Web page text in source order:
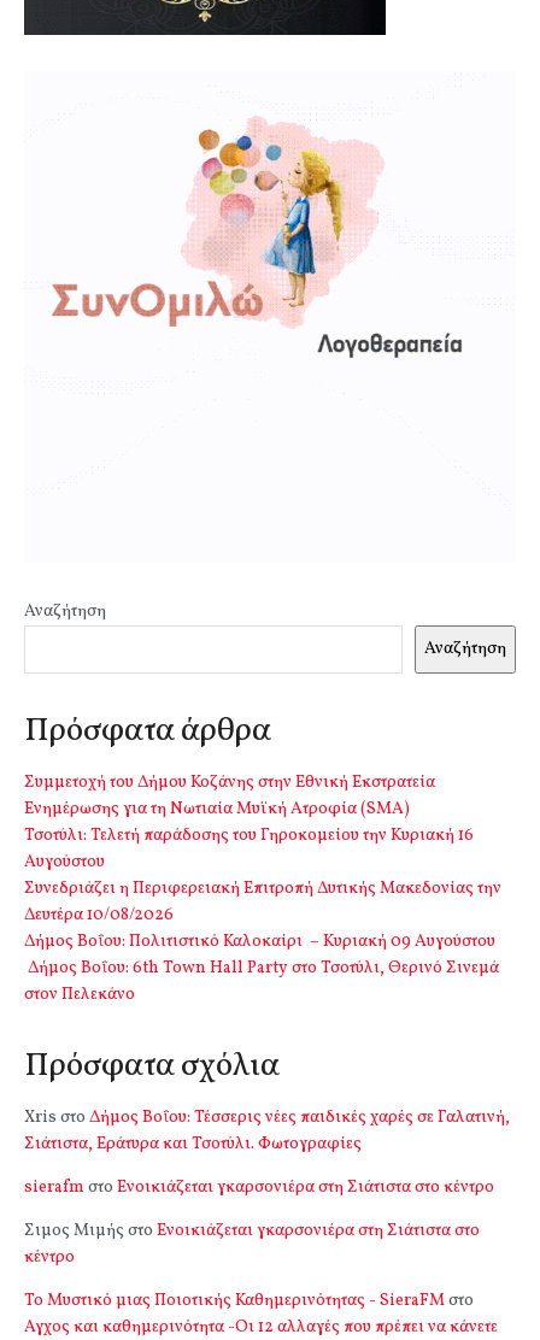
Αναζήτηση
Αναζήτηση
Πρόσφατα άρθρα
Συμμετοχή του Δήμου Κοζάνης στην Εθνική Εκστρατεία
Ενημέρωσης για τη Νωτιαία Μυϊκή Ατροφία (SMA)
Τσοτύλι: Τελετή παράδοσης του Γηροκομείου την Κυριακή 16
Αυγούστου
Συνεδριάζει η Περιφερειακή Επιτροπή Δυτικής Μακεδονίας την
Δευτέρα 10/08/2026
Δήμος Βοΐου: Πολιτιστικό Καλοκαίρι – Κυριακή 09 Αυγούστου
Δήμος Βοΐου: 6th Town Hall Party στο Τσοτύλι, Θερινό Σινεμά
στον Πελεκάνο
Πρόσφατα σχόλια
Xris στο Δήμος Βοΐου: Τέσσερις νέες παιδικές χαρές σε Γαλατινή,
Σιάτιστα, Εράτυρα και Τσοτύλι. Φωτογραφίες
sierafm στο Ενοικιάζεται γκαρσονιέρα στη Σιάτιστα στο κέντρο
Σιμος Μιμής στο Ενοικιάζεται γκαρσονιέρα στη Σιάτιστα στο
κέντρο
Το Μυστικό μιας Ποιοτικής Καθημερινότητας - SieraFMστο
Αγχος και καθημερινότητα -Οι 12 αλλαγές που πρέπει να κάνετε